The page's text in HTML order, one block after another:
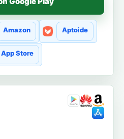
Amazon Aptoide
App Store